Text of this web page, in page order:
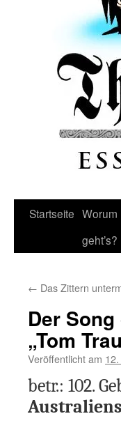
Startseite Worum
geht’s?
← Das Zittern
Der
„Tom
Veröffentlicht am
betr.: 102.
Australiens